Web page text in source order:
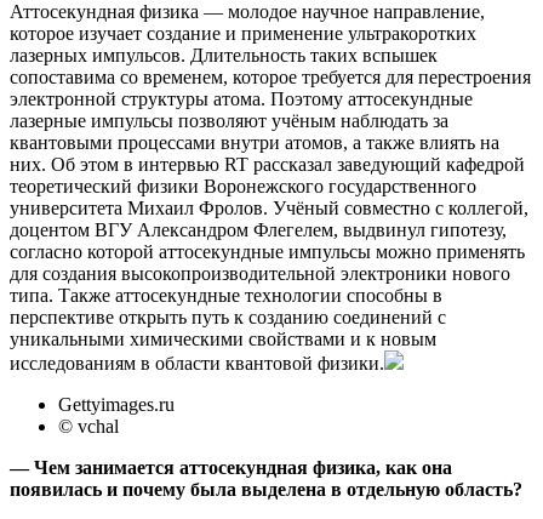
Аттосекундная физика — молодое научное направление,
которое изучает создание и применение ультракоротких
лазерных импульсов. Длительность таких вспышек
сопоставима со временем, которое требуется для перестроения
электронной структуры атома. Поэтому аттосекундные
лазерные импульсы позволяют учёным наблюдать за
квантовыми процессами внутри атомов, а также влиять на
них. Об этом в интервью RT рассказал заведующий кафедрой
теоретический физики Воронежского государственного
университета Михаил Фролов. Учёный совместно с коллегой,
доцентом ВГУ Александром Флегелем, выдвинул гипотезу,
согласно которой аттосекундные импульсы можно применять
для создания высокопроизводительной электроники нового
типа. Также аттосекундные технологии способны в
перспективе открыть путь к созданию соединений с
уникальными химическими свойствами и к новым
исследованиям в области квантовой физики.
Gettyimages.ru
© vchal
— Чем занимается аттосекундная физика, как она
появилась и почему была выделена в отдельную область?